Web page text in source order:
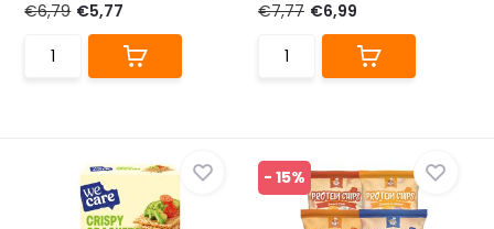
€6,79 €5,77
€7,77 €6,99
- 15%